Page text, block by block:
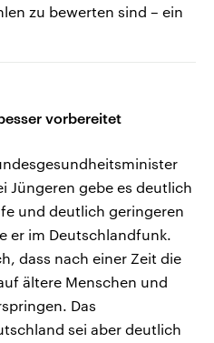
zu bewerten sind – ein
vorbereitet
Jüngeren gebe es deutlich
und deutlich geringeren
er im Deutschlandfunk.
dass nach einer Zeit die
ältere Menschen und
Das
sei aber deutlich